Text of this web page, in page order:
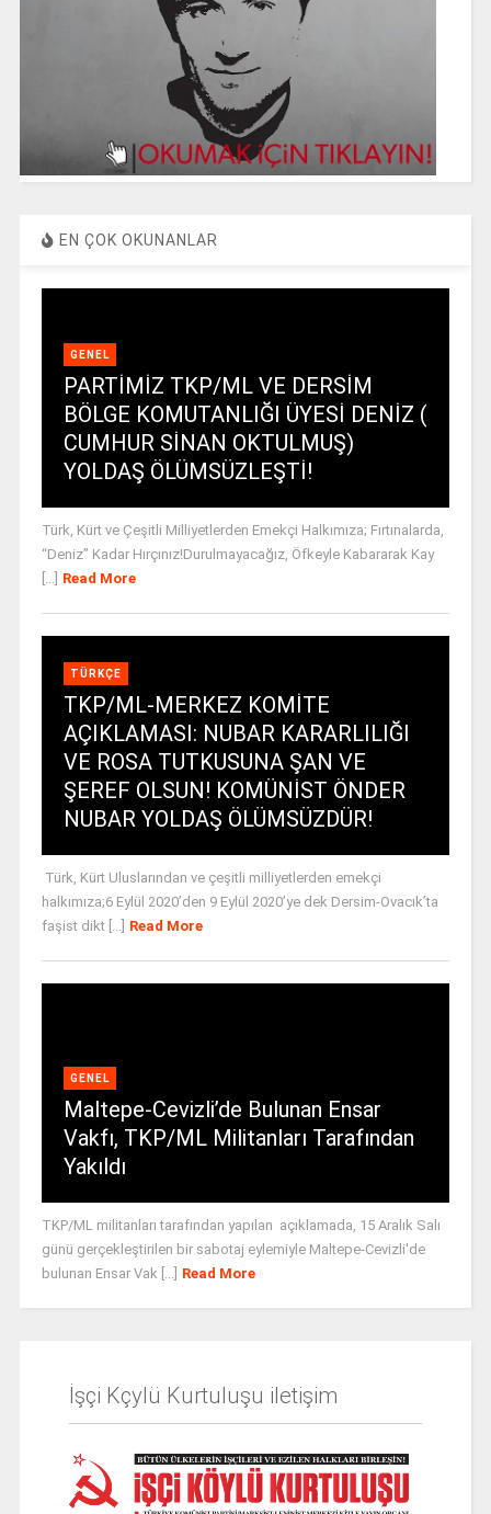
EN ÇOK OKUNANLAR
GENEL
PARTİMİZ TKP/ML VE DERSİM
BÖLGE KOMUTANLIĞI ÜYESİ DENİZ (
CUMHUR SİNAN OKTULMUŞ)
YOLDAŞ ÖLÜMSÜZLEŞTİ!
Türk, Kürt ve Çeşitli Milliyetlerden Emekçi Halkımıza; Fırtınalarda,
“Deniz” Kadar Hırçınız!Durulmayacağız, Öfkeyle Kabararak Kay
Read More
TÜRKÇE
TKP/ML-MERKEZ KOMİTE
AÇIKLAMASI: NUBAR KARARLILIĞI
VE ROSA TUTKUSUNA ŞAN VE
ŞEREF OLSUN! KOMÜNİST ÖNDER
NUBAR YOLDAŞ ÖLÜMSÜZDÜR!
Türk, Kürt Uluslarından ve çeşitli milliyetlerden emekçi
halkımıza;6 Eylül 2020’den 9 Eylül 2020’ye dek Dersim-Ovacık’ta
faşist dikt [...]
Read More
GENEL
Maltepe-Cevizli’de Bulunan Ensar
Vakfı, TKP/ML Militanları Tarafından
Yakıldı
TKP/ML militanları tarafından yapılan açıklamada, 15 Aralık Salı
günü gerçekleştirilen bir sabotaj eylemiyle Maltepe-Cevizli'de
bulunan Ensar Vak [...]
Read More
İşçi Kçylü Kurtuluşu iletişim